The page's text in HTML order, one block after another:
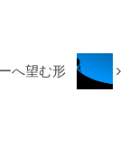
へ望む形